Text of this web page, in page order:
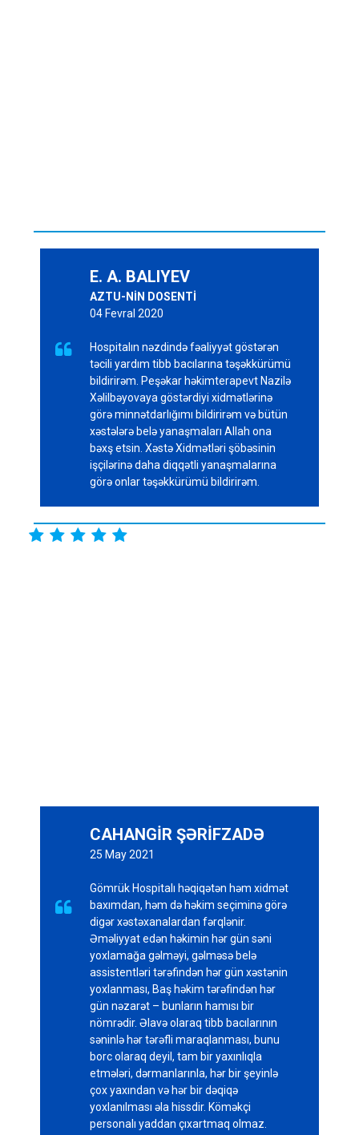

E. A. BALIYEV
AZTU-NİN DOSENTİ
04 Fevral 2020
Hospitalın nəzdində fəaliyyət göstərən
təcili yardım tibb bacılarına təşəkkürümü
bildirirəm. Peşəkar həkimterapevt Nazilə
Xəlilbəyovaya göstərdiyi xidmətlərinə
görə minnətdarlığımı bildirirəm və bütün
xəstələrə belə yanaşmaları Allah ona
bəxş etsin. Xəstə Xidmətləri şöbəsinin
işçilərinə daha diqqətli yanaşmalarına
görə onlar təşəkkürümü bildirirəm.
    

CAHANGİR ŞƏRİFZADƏ
25 May 2021
Gömrük Hospitalı həqiqətən həm xidmət
baxımdan, həm də həkim seçiminə görə
digər xəstəxanalardan fərqlənir.
Əməliyyat edən həkimin hər gün səni
yoxlamağa gəlməyi, gəlməsə belə
assistentləri tərəfindən hər gün xəstənin
yoxlanması, Baş həkim tərəfindən hər
gün nəzarət – bunların hamısı bir
nömrədir. Əlavə olaraq tibb bacılarının
səninlə hər tərəfli maraqlanması, bunu
borc olaraq deyil, tam bir yaxınlıqla
etmələri, dərmanlarınla, hər bir şeyinlə
çox yaxından və hər bir dəqiqə
yoxlanılması əla hissdir. Köməkçi
personalı yaddan çıxartmaq olmaz.